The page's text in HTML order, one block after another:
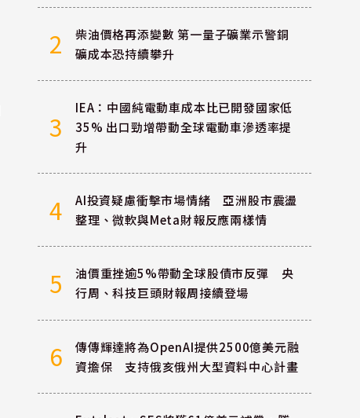
2
柴油價格再添變數 第一量子礦業示警銅
礦成本恐持續攀升
3
IEA：中國純電動車成本比已開發國家低
35% 出口勁增帶動全球電動車滲透率提
升
4
AI投資疑慮衝擊市場情緒 亞洲股市震盪
整理、微軟與Meta財報反應兩樣情
5
油價重挫逾5%帶動全球股債市反彈 央
行周、科技巨頭財報周接續登場
6
傳傳輝達將為OpenAI提供2500億美元融
資擔保 支持俄亥俄州大型資料中心計畫